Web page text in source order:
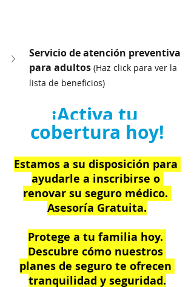
Servicio de atención preventiva
para adultos (Haz click para ver la
lista de beneficios)
¡Activa tu
cobertura hoy!
Estamos a su disposición para
ayudarle a inscribirse o
renovar su seguro médico.
Asesoría Gratuita.
Protege a tu familia hoy.
Descubre cómo nuestros
planes de seguro te ofrecen
tranquilidad y seguridad.